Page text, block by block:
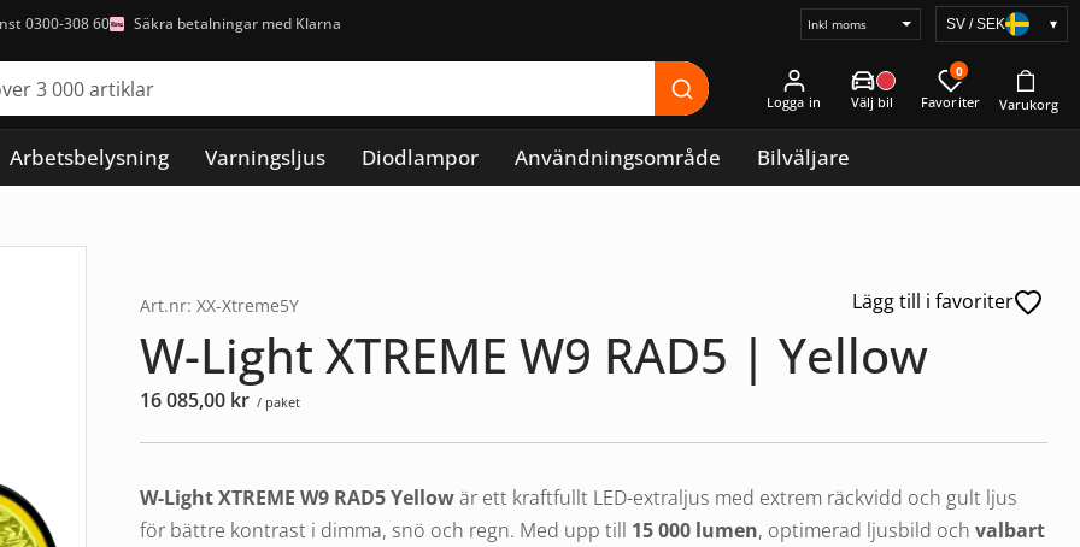
0300-308 60 Säkra betalningar med Klarna
Välj
SV / SEK ▾
Logga in
0
Arbetsbelysning Varningsljus Diodlampor Användningsområde Bilväljare
Lägg till i favoriter
Art.nr: XX-Xtreme5Y
W-Light XTREME W9 RAD5 | Yellow
16 085,00 kr / paket
W-LightXTREME W9 RAD5 Yellowär ett kraftfullt LED-extraljus med extrem räckvidd och gult ljus
för bättre kontrast i dimma, snö och regn. Med upp till 15 000 lumen, optimerad ljusbild ochvalbart